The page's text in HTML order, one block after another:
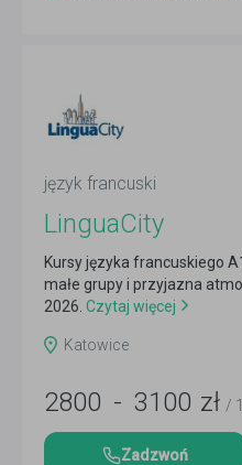
język francuski
LinguaCity
Kursy języka francuskiego
małe grupy i przyjazna
2026. Czytaj więcej
Katowice
2800 - 3100 zł /
Zadzwoń